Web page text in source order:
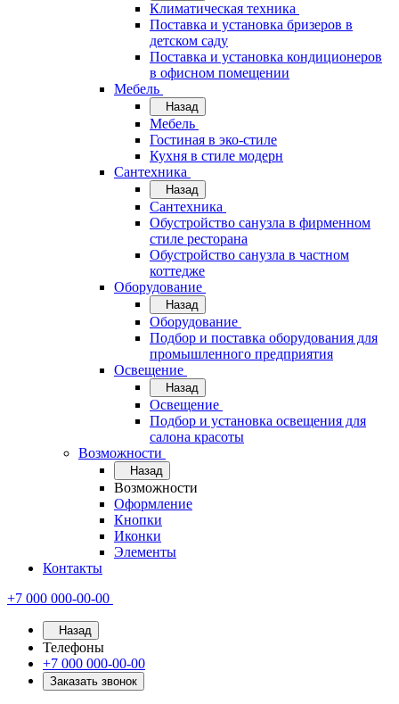
Климатическая техника
Поставка и установка бризеров в
детском саду
Поставка и установка кондиционеров
в офисном помещении
Мебель
Назад
Мебель
Гостиная в эко-стиле
Кухня в стиле модерн
Сантехника
Назад
Сантехника
Обустройство санузла в фирменном
стиле ресторана
Обустройство санузла в частном
коттедже
Оборудование
Назад
Оборудование
Подбор и поставка оборудования для
промышленного предприятия
Освещение
Назад
Освещение
Подбор и установка освещения для
салона красоты
Возможности
Назад
Возможности
Оформление
Кнопки
Иконки
Элементы
Контакты
+7 000 000-00-00
Назад
Телефоны
+7 000 000-00-00
Заказать звонок